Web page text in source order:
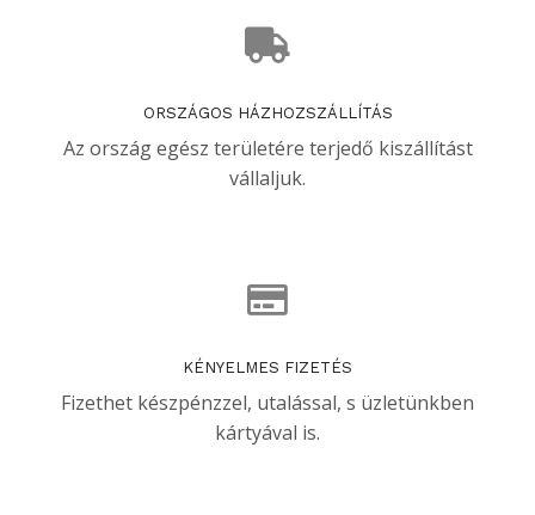
ORSZÁGOS HÁZHOZSZÁLLÍTÁS
Az ország egész területére terjedő kiszállítást
vállaljuk.
KÉNYELMES FIZETÉS
Fizethet készpénzzel, utalással, s üzletünkben
kártyával is.